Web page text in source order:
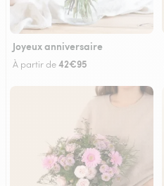
Joyeux anniversaire
À partir de42€95